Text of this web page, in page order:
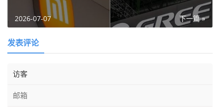
下一篇 »
2026-07-07
发表评论